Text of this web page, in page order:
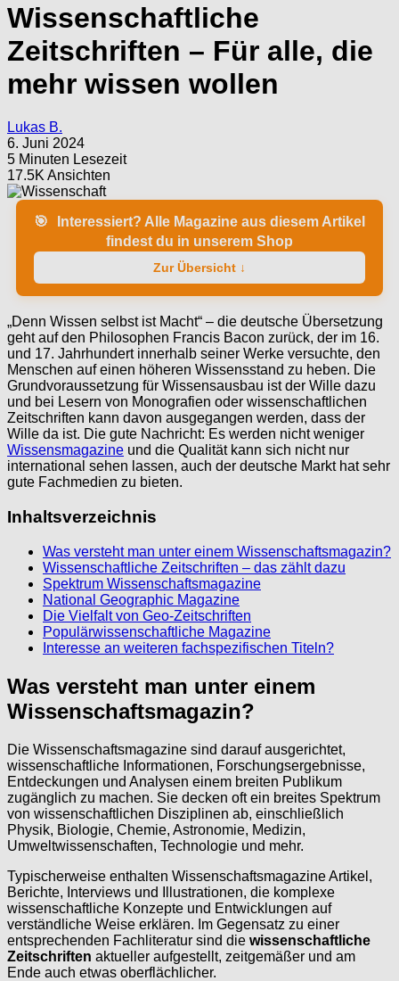
Wissenschaftliche
Zeitschriften – Für alle, die
mehr wissen wollen
Lukas B.
6. Juni 2024
5 Minuten Lesezeit
17.5K Ansichten
🎯
Interessiert? Alle Magazine aus diesem Artikel
findest du in unserem Shop
Zur Übersicht ↓
„Denn Wissen selbst ist Macht“ – die deutsche Übersetzung
geht auf den Philosophen Francis Bacon zurück, der im 16.
und 17. Jahrhundert innerhalb seiner Werke versuchte, den
Menschen auf einen höheren Wissensstand zu heben. Die
Grundvoraussetzung für Wissensausbau ist der Wille dazu
und bei Lesern von Monografien oder wissenschaftlichen
Zeitschriften kann davon ausgegangen werden, dass der
Wille da ist. Die gute Nachricht: Es werden nicht weniger
Wissensmagazine und die Qualität kann sich nicht nur
international sehen lassen, auch der deutsche Markt hat sehr
gute Fachmedien zu bieten.
Inhaltsverzeichnis
Was versteht man unter einem Wissenschaftsmagazin?
Wissenschaftliche Zeitschriften – das zählt dazu
Spektrum Wissenschaftsmagazine
National Geographic Magazine
Die Vielfalt von Geo-Zeitschriften
Populärwissenschaftliche Magazine
Interesse an weiteren fachspezifischen Titeln?
Was versteht man unter einem
Wissenschaftsmagazin?
Die Wissenschaftsmagazine sind darauf ausgerichtet,
wissenschaftliche Informationen, Forschungsergebnisse,
Entdeckungen und Analysen einem breiten Publikum
zugänglich zu machen. Sie decken oft ein breites Spektrum
von wissenschaftlichen Disziplinen ab, einschließlich
Physik, Biologie, Chemie, Astronomie, Medizin,
Umweltwissenschaften, Technologie und mehr.
Typischerweise enthalten Wissenschaftsmagazine Artikel,
Berichte, Interviews und Illustrationen, die komplexe
wissenschaftliche Konzepte und Entwicklungen auf
verständliche Weise erklären. Im Gegensatz zu einer
entsprechenden Fachliteratur sind die wissenschaftliche
Zeitschriften aktueller aufgestellt, zeitgemäßer und am
Ende auch etwas oberflächlicher.